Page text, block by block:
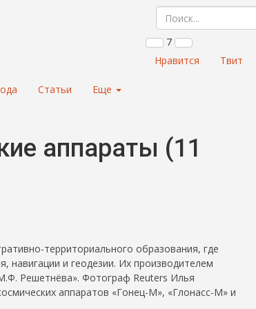
7
Нравится
Твит
Статьи Еще
аппараты (11
территориального образования, где
навигации и геодезии. Их производителем
Решетнёва». Фотограф Reuters Илья
аппаратов «Гонец-М», «Глонасс-М» и